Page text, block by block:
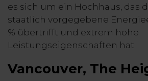
es sich um ein Hochhaus, das
staatlich vorgegebene
% übertrifft und extrem hohe
Leistungseigenschaften hat.
Vancouver, The